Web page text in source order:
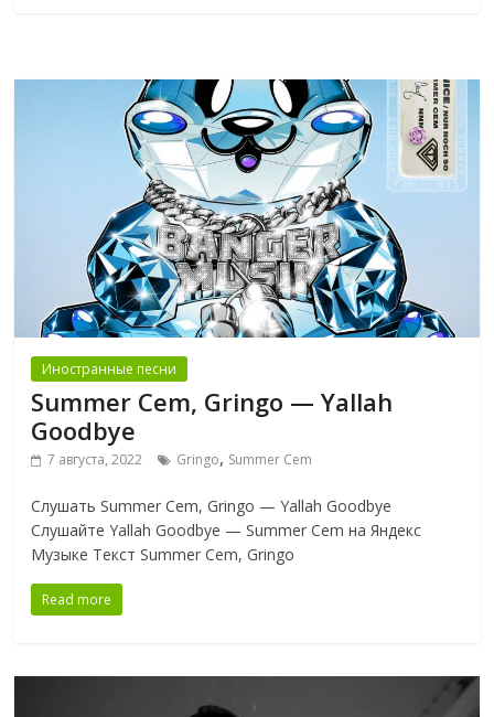
Иностранные песни
Summer Cem, Gringo — Yallah
Goodbye
7 августа, 2022 Gringo, Summer Cem
Слушать Summer Cem, Gringo — Yallah Goodbye
Слушайте Yallah Goodbye — Summer Cem на Яндекс
Музыке Текст Summer Cem, Gringo
Read more